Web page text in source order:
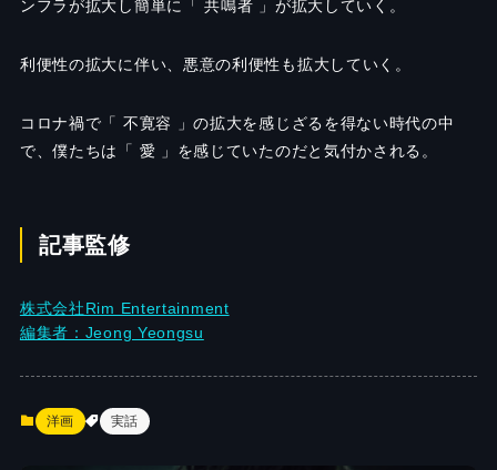
ンフラが拡大し簡単に「 共鳴者 」が拡大していく。
利便性の拡大に伴い、悪意の利便性も拡大していく。
コロナ禍で「 不寛容 」の拡大を感じざるを得ない時代の中
で、僕たちは「 愛 」を感じていたのだと気付かされる。
記事監修
株式会社Rim Entertainment
編集者：Jeong Yeongsu
洋画 実話